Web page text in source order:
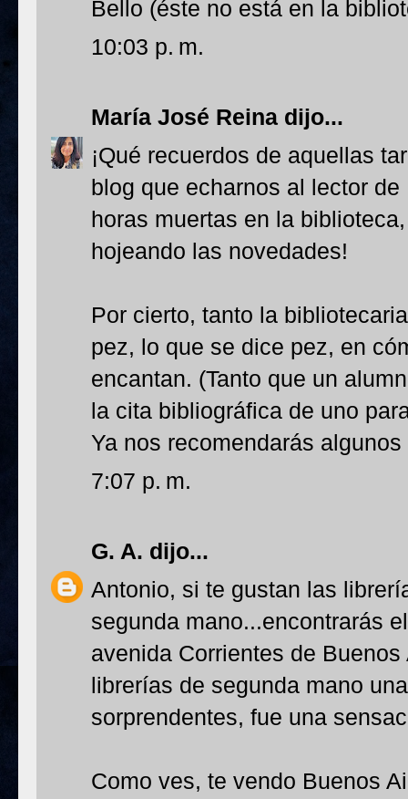
Bello (éste no está en la
10:03 p. m.
María José Reina dijo...
¡Qué recuerdos de aquellas
blog que echarnos al lector
horas muertas en la
hojeando las novedades!
Por cierto, tanto la
pez, lo que se dice pez, en
encantan. (Tanto que un
la cita bibliográfica de uno
Ya nos recomendarás
7:07 p. m.
G. A. dijo...
Antonio, si te gustan las
segunda mano...encontrarás
avenida Corrientes de
librerías de segunda mano
sorprendentes, fue una
Como ves, te vendo Buenos